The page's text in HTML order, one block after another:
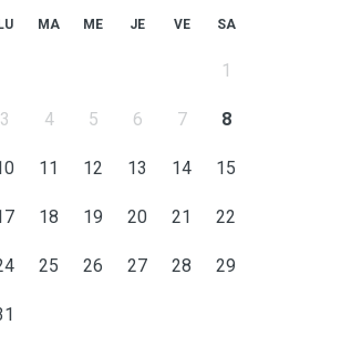
LU MA ME JE VE SA
1
3 4 5 6 7 8
11 12 13 14 15
18 19 20 21 22
25 26 27 28 29